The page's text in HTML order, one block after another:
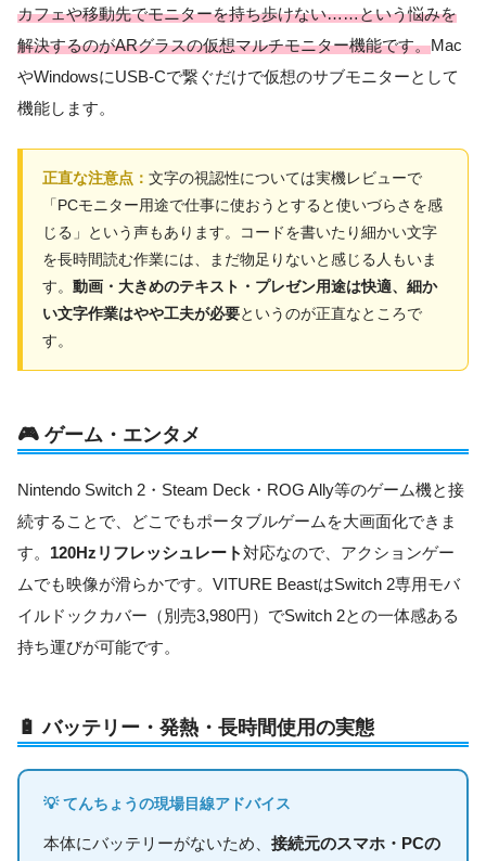
カフェや移動先でモニターを持ち歩けない……という悩みを
解決するのがARグラスの仮想マルチモニター機能です。Mac
やWindowsにUSB-Cで繋ぐだけで仮想のサブモニターとして
機能します。
正直な注意点： 文字の視認性については実機レビューで
「PCモニター用途で仕事に使おうとすると使いづらさを感
じる」という声もあります。コードを書いたり細かい文字
を長時間読む作業には、まだ物足りないと感じる人もいま
す。 動画・大きめのテキスト・プレゼン用途は快適、細か
い文字作業はやや工夫が必要というのが正直なところで
す。
🎮 ゲーム・エンタメ
Nintendo Switch 2・Steam Deck・ROG Ally等のゲーム機と接
続することで、どこでもポータブルゲームを大画面化できま
す。 120Hzリフレッシュレート対応なので、アクションゲー
ムでも映像が滑らかです。VITURE BeastはSwitch 2専用モバ
イルドックカバー（別売3,980円）でSwitch 2との一体感ある
持ち運びが可能です。
🔋 バッテリー・発熱・長時間使用の実態
💡 てんちょうの現場目線アドバイス
本体にバッテリーがないため、 接続元のスマホ・PCの